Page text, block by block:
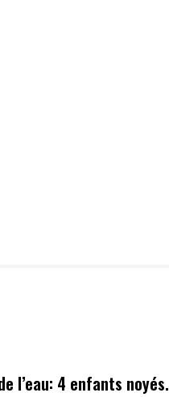
l’eau: 4 enfants noyés.